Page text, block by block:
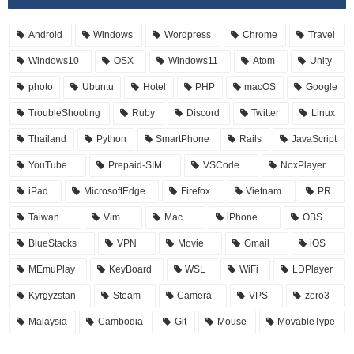
Android Windows Wordpress Chrome Travel
Windows10 OSX Windows11 Atom Unity
photo Ubuntu Hotel PHP macOS Google
TroubleShooting Ruby Discord Twitter Linux
Thailand Python SmartPhone Rails JavaScript
YouTube Prepaid-SIM VSCode NoxPlayer
iPad MicrosoftEdge Firefox Vietnam PR
Taiwan Vim Mac iPhone OBS
BlueStacks VPN Movie Gmail iOS
MEmuPlay KeyBoard WSL WiFi LDPlayer
Kyrgyzstan Steam Camera VPS zero3
Malaysia Cambodia Git Mouse MovableType